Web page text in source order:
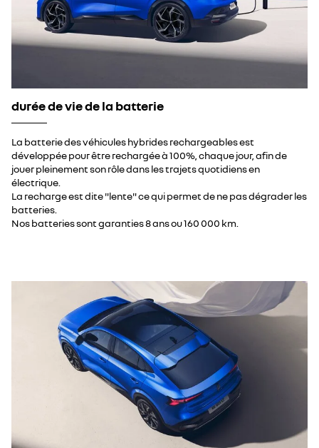
durée de vie de la batterie
La batterie des véhicules hybrides rechargeables est
développée pour être rechargée à 100%, chaque jour, afin de
jouer pleinement son rôle dans les trajets quotidiens en
électrique.
La recharge est dite "lente" ce qui permet de ne pas dégrader les
batteries.
Nos batteries sont garanties 8 ans ou 160 000 km.